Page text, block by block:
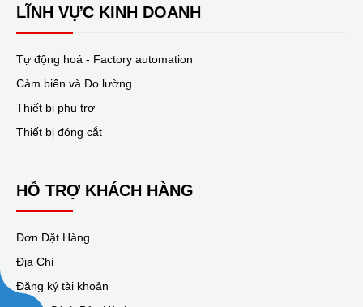
LĨNH VỰC KINH DOANH
Tự động hoá - Factory automation
Cảm biến và Đo lường
Thiết bị phụ trợ
Thiết bị đóng cắt
HỖ TRỢ KHÁCH HÀNG
Đơn Đặt Hàng
Địa Chỉ
Đăng ký tài khoản